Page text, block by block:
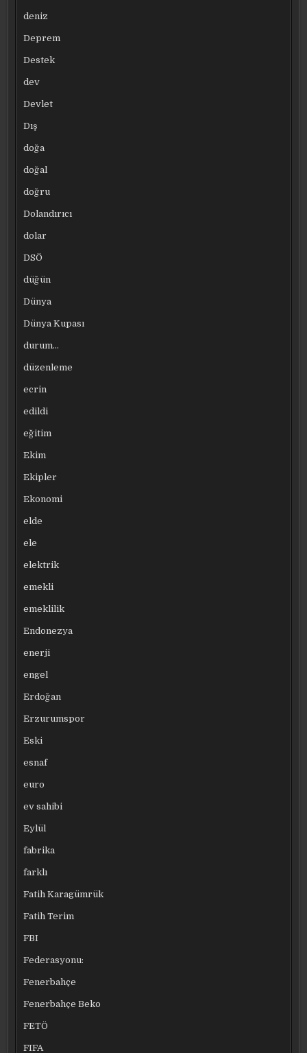
deniz
Deprem
Destek
dev
Devlet
Dış
doğa
doğal
doğru
Dolandırıcı
dolar
DSÖ
düğün
Dünya
Dünya Kupası
durum…
düzenleme
ecrin
edildi
eğitim
Ekim
Ekipler
Ekonomi
elde
ele
elektrik
emekli
emeklilik
Endonezya
enerji
engel
Erdoğan
Erzurumspor
Eski
esnaf
euro
ev sahibi
Eylül
fabrika
farklı
Fatih Karagümrük
Fatih Terim
FBI
Federasyonu:
Fenerbahçe
Fenerbahçe Beko
FETÖ
FIFA